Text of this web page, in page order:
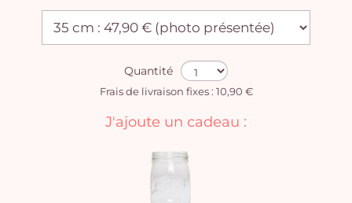
Quantité
Frais de livraison fixes : 10,90 €
J'ajoute un cadeau :